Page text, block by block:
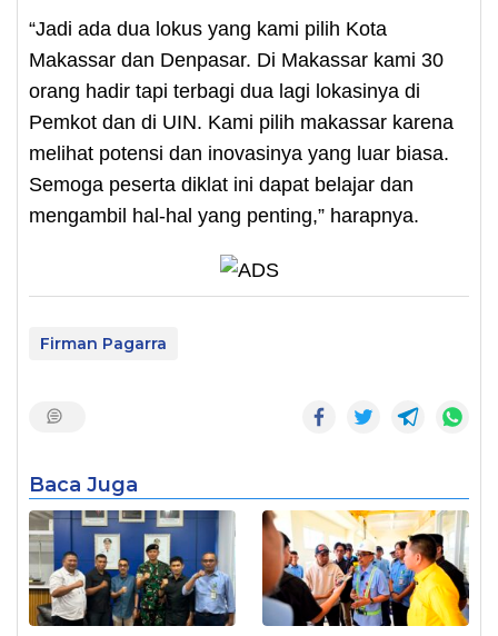
“Jadi ada dua lokus yang kami pilih Kota
Makassar dan Denpasar. Di Makassar kami 30
orang hadir tapi terbagi dua lagi lokasinya di
Pemkot dan di UIN. Kami pilih makassar karena
melihat potensi dan inovasinya yang luar biasa.
Semoga peserta diklat ini dapat belajar dan
mengambil hal-hal yang penting,” harapnya.
Firman Pagarra
Baca Juga